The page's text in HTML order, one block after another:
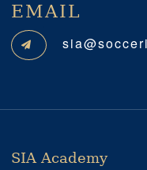
EMAIL
SIA ACADEMY
IMPORTANTE
PROFESIONAL
SOCIAL MEDIA
UBICACIÓN
SIA Academy